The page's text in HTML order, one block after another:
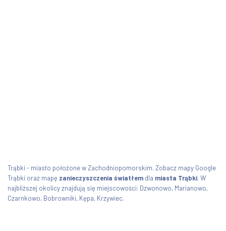
Trąbki - miasto położone w Zachodniopomorskim. Zobacz mapy Google
Trąbki oraz mapę zanieczyszczenia światłem dla miasta Trąbki. W
najbliższej okolicy znajdują się miejscowości: Dzwonowo, Marianowo,
Czarnkowo, Bobrowniki, Kępa, Krzywiec.